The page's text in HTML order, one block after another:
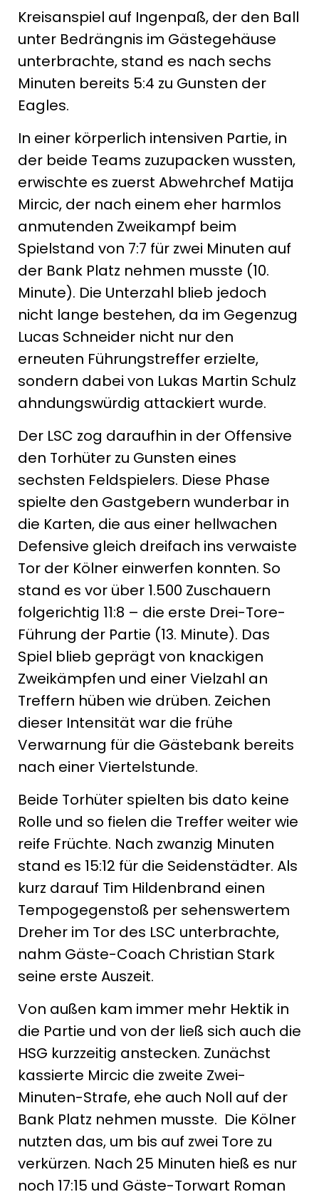
Kreisanspiel auf Ingenpaß, der den Ball
unter Bedrängnis im Gästegehäuse
unterbrachte, stand es nach sechs
Minuten bereits 5:4 zu Gunsten der
Eagles.
In einer körperlich intensiven Partie, in
der beide Teams zuzupacken wussten,
erwischte es zuerst Abwehrchef Matija
Mircic, der nach einem eher harmlos
anmutenden Zweikampf beim
Spielstand von 7:7 für zwei Minuten auf
der Bank Platz nehmen musste (10.
Minute). Die Unterzahl blieb jedoch
nicht lange bestehen, da im Gegenzug
Lucas Schneider nicht nur den
erneuten Führungstreffer erzielte,
sondern dabei von Lukas Martin Schulz
ahndungswürdig attackiert wurde.
Der LSC zog daraufhin in der Offensive
den Torhüter zu Gunsten eines
sechsten Feldspielers. Diese Phase
spielte den Gastgebern wunderbar in
die Karten, die aus einer hellwachen
Defensive gleich dreifach ins verwaiste
Tor der Kölner einwerfen konnten. So
stand es vor über 1.500 Zuschauern
folgerichtig 11:8 – die erste Drei-Tore-
Führung der Partie (13. Minute). Das
Spiel blieb geprägt von knackigen
Zweikämpfen und einer Vielzahl an
Treffern hüben wie drüben. Zeichen
dieser Intensität war die frühe
Verwarnung für die Gästebank bereits
nach einer Viertelstunde.
Beide Torhüter spielten bis dato keine
Rolle und so fielen die Treffer weiter wie
reife Früchte. Nach zwanzig Minuten
stand es 15:12 für die Seidenstädter. Als
kurz darauf Tim Hildenbrand einen
Tempogegenstoß per sehenswertem
Dreher im Tor des LSC unterbrachte,
nahm Gäste-Coach Christian Stark
seine erste Auszeit.
Von außen kam immer mehr Hektik in
die Partie und von der ließ sich auch die
HSG kurzzeitig anstecken. Zunächst
kassierte Mircic die zweite Zwei-
Minuten-Strafe, ehe auch Noll auf der
Bank Platz nehmen musste. Die Kölner
nutzten das, um bis auf zwei Tore zu
verkürzen. Nach 25 Minuten hieß es nur
noch 17:15 und Gäste-Torwart Roman